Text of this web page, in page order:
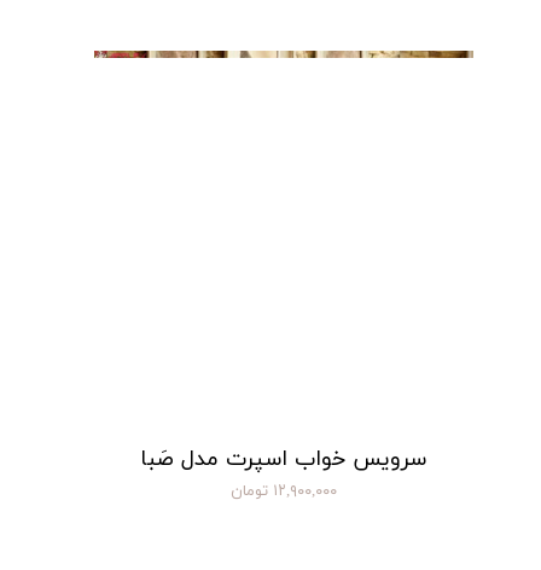
سرویس خواب اسپرت مدل صَبا
۱۲,۹۰۰,۰۰۰ تومان